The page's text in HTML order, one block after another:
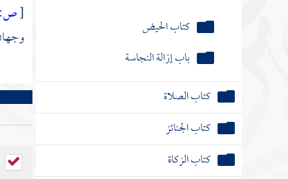
كتاب الحيض
باب إزالة النجاسة
كتاب الصلاة
كتاب الجنائز
كتاب الزكاة
[ص: